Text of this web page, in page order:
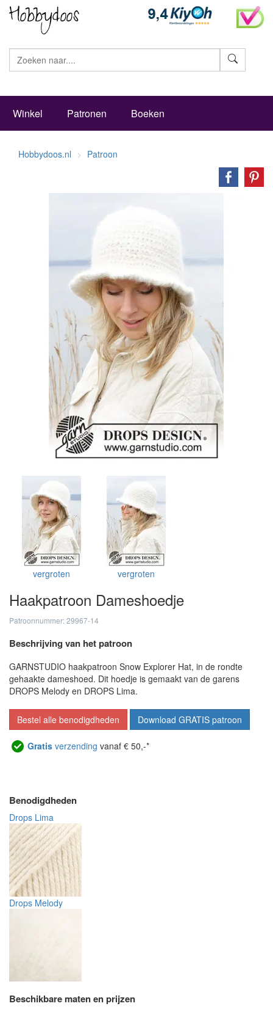
Winkel Patronen Boeken
Hobbydoos.nl Patroon
vergroten vergroten
Haakpatroon Dameshoedje
Patroonnummer: 29967-14
Beschrijving van het patroon
GARNSTUDIO haakpatroon Snow Explorer Hat, in de rondte
gehaakte dameshoed. Dit hoedje is gemaakt van de garens
DROPS Melody en DROPS Lima.
Bestel alle benodigdheden Download GRATIS patroon
Gratis verzending vanaf € 50,-*
Benodigdheden
Drops Lima
Drops Melody
Beschikbare maten en prijzen